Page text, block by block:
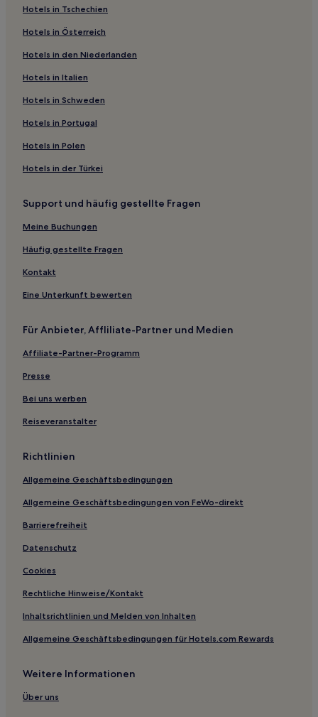
Aparthotels in Kabataş
Ferienwohnungen in Şehit Muhtar
Aparthotels in Şehit Muhtar
B&B in Goldenes Horn Park
Hostels in Cankurtaran
Ferienwohnungen in Abdi İpekçi Straße
Ferienwohnungen in Bağdat Caddesi
Familien in Balıkesir
Haustierfreundliche in Prinzeninseln
Hotels mit Parkplatz in Moda
Hotels mit inbegriffenem Frühstück in Moda
Business in Moda
Hotels mit Parkplatz in Gayrettepe
Hotels mit Parkplatz in Altunizade
Familien in Fulya
Hotels mit Parkplatz in Fulya
Hotels mit inbegriffenem Frühstück in Şehit Muhtar
Familien in Şehit Muhtar
Familien in Esentepe
Hotels mit inbegriffenem Frühstück nahe Abdi İpekçi
Business in Istanbul
Hotels mit Parkplatz in Istanbul
Hotels in Tschechien
Hotels in Österreich
Hotels in den Niederlanden
Hotels in Italien
Hotels in Schweden
Hotels in Portugal
Hotels in Polen
Hotels in der Türkei
Support und häufig gestellte Fragen
Meine Buchungen
Häufig gestellte Fragen
Kontakt
Eine Unterkunft bewerten
Für Anbieter, Affliliate-Partner und Medien
Affiliate-Partner-Programm
Presse
Bei uns werben
Reiseveranstalter
Richtlinien
Allgemeine Geschäftsbedingungen
Allgemeine Geschäftsbedingungen von FeWo-direkt
Barrierefreiheit
Datenschutz
Cookies
Rechtliche Hinweise/Kontakt
Inhaltsrichtlinien und Melden von Inhalten
Allgemeine Geschäftsbedingungen für Hotels.com Rewards
Weitere Informationen
Über uns